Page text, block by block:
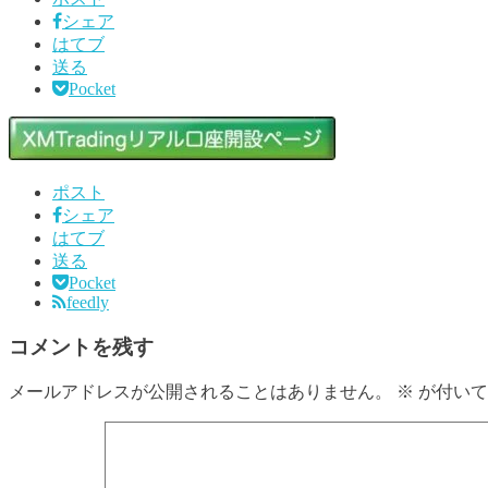
シェア
はてブ
送る
Pocket
ポスト
シェア
はてブ
送る
Pocket
feedly
コメントを残す
メールアドレスが公開されることはありません。 ※ が付い